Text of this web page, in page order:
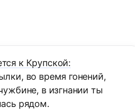
к Крупской:
во время гонений,
в изгнании ты
рядом.